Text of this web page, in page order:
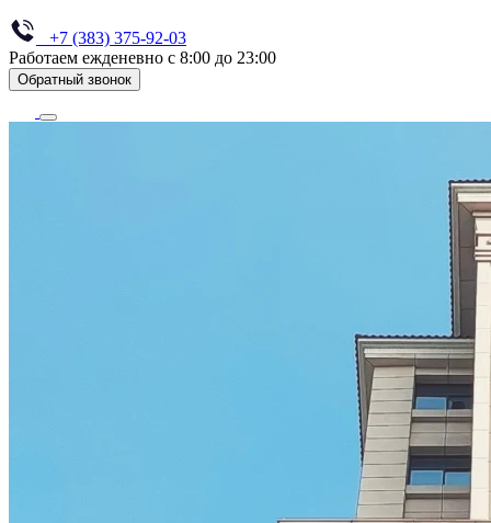
+7 (383) 375-92-03
Работаем ежденевно с 8:00 до 23:00
Обратный звонок